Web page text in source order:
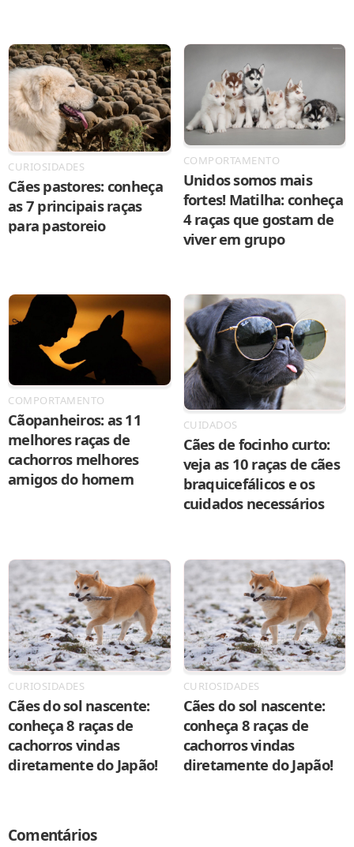
CURIOSIDADES
Cães pastores: conheça
as 7 principais raças
para pastoreio
COMPORTAMENTO
Unidos somos mais
fortes! Matilha: conheça
4 raças que gostam de
viver em grupo
COMPORTAMENTO
Cãopanheiros: as 11
melhores raças de
cachorros melhores
amigos do homem
CUIDADOS
Cães de focinho curto:
veja as 10 raças de cães
braquicefálicos e os
cuidados necessários
CURIOSIDADES
Cães do sol nascente:
conheça 8 raças de
cachorros vindas
diretamente do Japão!
CURIOSIDADES
Cães do sol nascente:
conheça 8 raças de
cachorros vindas
diretamente do Japão!
Comentários